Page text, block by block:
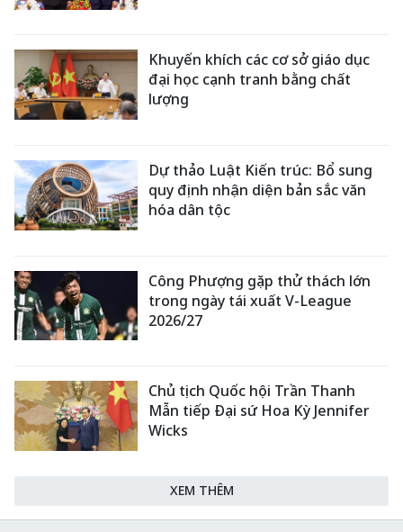
Khuyến khích các cơ sở giáo dục
đại học cạnh tranh bằng chất
lượng
Dự thảo Luật Kiến trúc: Bổ sung
quy định nhận diện bản sắc văn
hóa dân tộc
Công Phượng gặp thử thách lớn
trong ngày tái xuất V-League
2026/27
Chủ tịch Quốc hội Trần Thanh
Mẫn tiếp Đại sứ Hoa Kỳ Jennifer
Wicks
XEM THÊM